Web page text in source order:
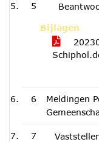
5
Bijlagen
6
Meldingen
7